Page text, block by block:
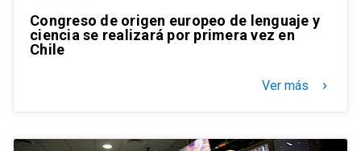
Congreso de origen europeo de lenguaje y
ciencia se realizará por primera vez en
Chile
Ver más keyboard_arrow_right